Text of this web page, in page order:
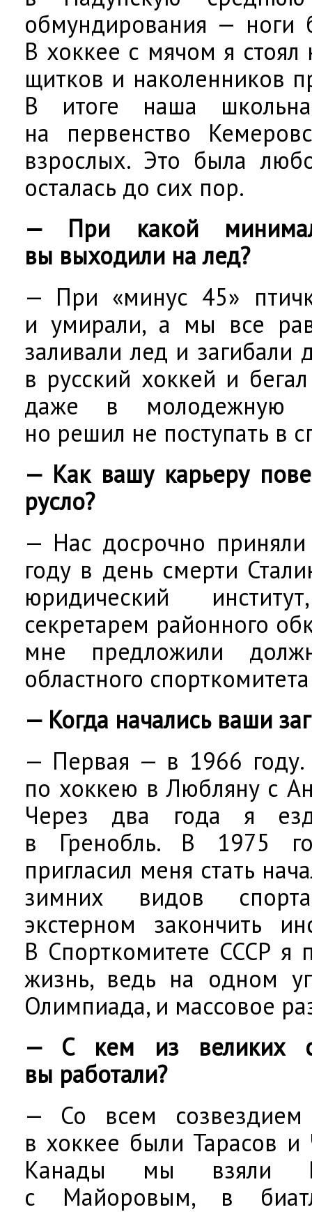
обмундирования — ноги
В хоккее с мячом я стоял
щитков и наколенников
В итоге наша
на первенство
взрослых. Это была
осталась до сих пор.
— При какой
вы выходили на лед?
— При «минус 45»
и умирали, а мы все
заливали лед и загибали
в русский хоккей и
даже в молодежную
но решил не поступать в
— Как вашу карьеру
русло?
— Нас досрочно
году в день смерти
юридический
секретарем районного
мне предложили
областного
— Когда начались ваши
— Первая — в 1966
по хоккею в Любляну с
Через два года я
в Гренобль. В 1975
пригласил меня стать
зимних видов
экстерном закончить
В Спорткомитете СССР я
жизнь, ведь на одном
Олимпиада, и массовое
— С кем из великих
вы работали?
— Со всем
в хоккее были Тарасов
Канады мы взяли
с Майоровым, в